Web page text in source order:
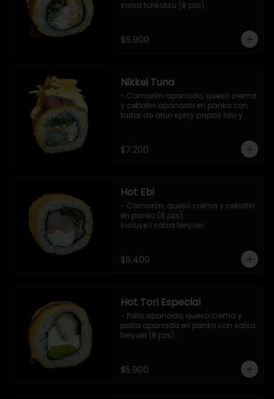
salsa tonkatsu (8 pzs).
$6.900
Nikkei Tuna
- Camarón apanado, queso crema
y cebollin apanado en panko con
tartar de atún spicy papas hilo y
$7.200
Hot Ebi
- Camarón, queso crema y cebollin
en panko (8 pzs).
Incluye 1 salsa teriyaki.
$6.400
Hot Tori Especial
- Pollo apanado, queso crema y
palta apanado en panko con salsa
teriyaki (8 pzs).
$5.900